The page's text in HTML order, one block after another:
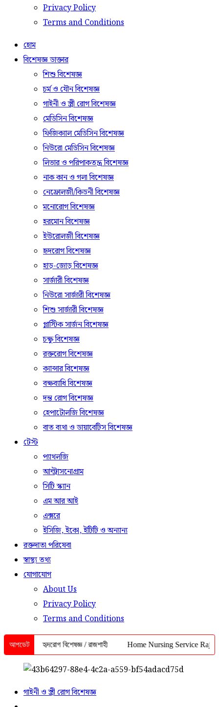
Privacy Policy
Terms and Conditions
হোম
বিশেষজ্ঞ ডাক্তার
শিশু বিশেষজ্ঞ
চর্ম ও যৌন বিশেষজ্ঞ
গাইনী ও স্ত্রী রোগ বিশেষজ্ঞ
মেডিসিন বিশেষজ্ঞ
ফিজিক্যাল মেডিসিন বিশেষজ্ঞ
নিউরো মেডিসিন বিশেষজ্ঞ
লিভার ও পরিপাকতন্ত্র বিশেষজ্ঞ
নাক কান ও গলা বিশেষজ্ঞ
নেফ্রোলজী/কিডনী বিশেষজ্ঞ
মনোরোগ বিশেষজ্ঞ
হরমোন বিশেষজ্ঞ
ইউরোলজী বিশেষজ্ঞ
হৃদরোগ বিশেষজ্ঞ
হাড়-জোড় বিশেষজ্ঞ
সার্জারী বিশেষজ্ঞ
নিউরো সার্জারী বিশেষজ্ঞ
শিশু সার্জারী বিশেষজ্ঞ
প্লাস্টিক সার্জন বিশেষজ্ঞ
চক্ষু বিশেষজ্ঞ
রক্তরোগ বিশেষজ্ঞ
ক্যান্সার বিশেষজ্ঞ
বক্ষব্যাধি বিশেষজ্ঞ
দন্ত রোগ বিশেষজ্ঞ
হেপাটোলজি বিশেষজ্ঞ
বাত ব্যথা ও ডায়াবেটিস বিশেষজ্ঞ
টেস্ট
প্যাথলজি
আল্ট্রাসনোগ্রাম
সিটি স্ক্যান
এম আর আই
এক্সরে
ইসিজি, ইকো, ইটিটি ও অন্যান্য
রক্তদাতা পরিষেবা
স্বাস্থ্য তথ্য
যোগাযোগ
About Us
Privacy Policy
Terms and Conditions
আপডেট
ও হৃদরোগ বিশেষজ্ঞ / রাজশাহী Home Nursing Service Rajshahi |
গাইনী ও স্ত্রী রোগ বিশেষজ্ঞ